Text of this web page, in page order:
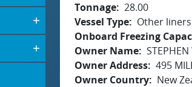
Tonnage 28.00
Vessel Type
Other liners
Onboard Freezing
Owner Name STEPHEN
Owner Address 495
Owner Country
New